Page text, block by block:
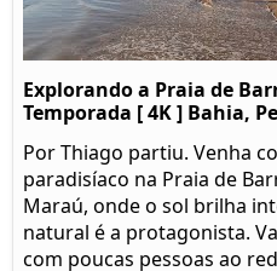
Explorando a Praia de
Temporada [ 4K ] Bahia,
Por Thiago partiu. Venha
paradisíaco na Praia de
Maraú, onde o sol brilha
natural é a protagonista.
com poucas pessoas ao